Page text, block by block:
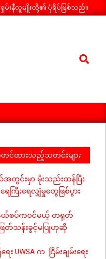
းနီလူမျိုးတို့၏ ပုံရိပ်ဖြစ်သည်။
Search
င်ထားသည့်သတင်းများ
အတွင်းမှာ မိုးသည်းထန်ပြီး
ရေကြီးရေလျှံမှုတွေဖြစ်ပွား
နယ်စပ်ကဝင်မယ့် တရုတ်
ဖြတ်သန်းခွင့်မပြုဟုဆို
း UWSA က ငြိမ်းချမ်းရေး